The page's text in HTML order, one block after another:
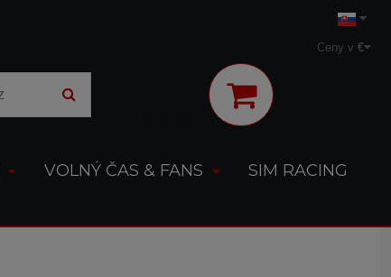
Ceny v €
VOLNÝ ČAS & FANS
SIM RACING